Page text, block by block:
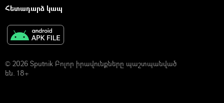
Հետադարձ կապ
© 2026 Sputnik Բոլոր իրավունքները պաշտպանված
են. 18+